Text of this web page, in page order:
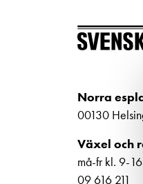
Kalender
Biljetter
Norra
00130
Växel och
må-fr kl. 9-16
09 616 211